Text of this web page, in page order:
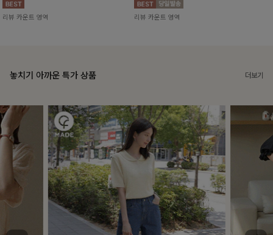
리뷰 카운트 영역 리뷰 카운트 영역
놓치기 아까운 특가 상품 더보기